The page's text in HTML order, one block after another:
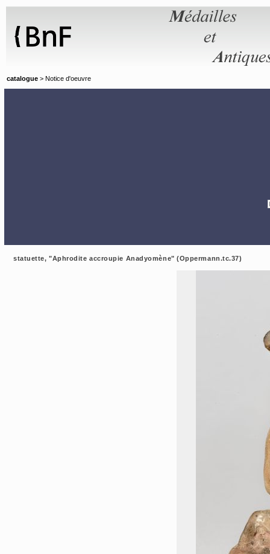
catalogue > Notice d'oeuvre
statuette, "Aphrodite accroupie Anadyomène" (Oppermann.tc.37)